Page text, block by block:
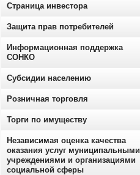
Страница инвестора
Защита прав потребителей
Информационная поддержка
СОНКО
Субсидии населению
Розничная торговля
Торги по имуществу
Независимая оценка качества
оказания услуг муниципальными
учреждениями и организациями
социальной сферы